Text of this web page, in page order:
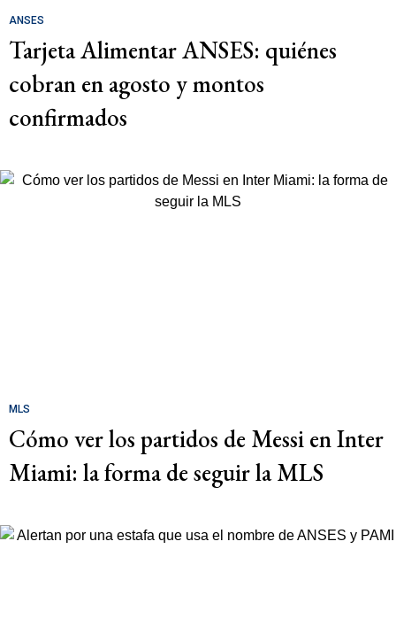
ANSES
Tarjeta Alimentar ANSES: quiénes
cobran en agosto y montos
confirmados
MLS
Cómo ver los partidos de Messi en Inter
Miami: la forma de seguir la MLS